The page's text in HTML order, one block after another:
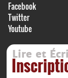
Facebook
Twitter
Youtube
Lire et